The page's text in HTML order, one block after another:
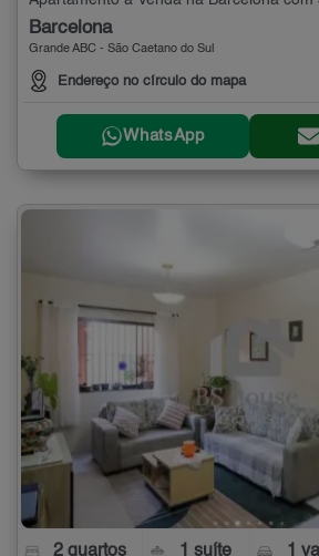
Barcelona
Grande ABC - São Caetano do Sul
Endereço no círculo do mapa
WhatsApp
2 quartos 1 suíte 1